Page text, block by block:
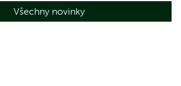
Všechny novinky